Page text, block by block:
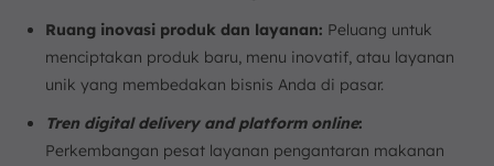
Ruang inovasi produk dan layanan: Peluang untuk
menciptakan produk baru, menu inovatif, atau layanan
unik yang membedakan bisnis Anda di pasar.
Tren digital delivery and platform online:
Perkembangan pesat layanan pengantaran makanan